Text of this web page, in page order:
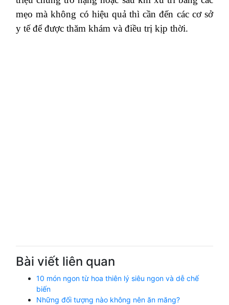
mẹo mà không có hiệu quả thì cần đến các cơ sở
y tế để được thăm khám và điều trị kịp thời.
Bài viết liên quan
10 món ngon từ hoa thiên lý siêu ngon và dễ chế
biến
Những đối tượng nào không nên ăn măng?